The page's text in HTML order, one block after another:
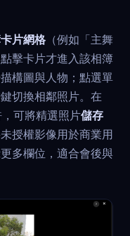
片網格 （例如「主舞
擊卡片才進入該相簿
構圖與人物；點選單
切換相鄰照片。在
可將精選照片儲存
授權影像用於商業用
多欄位，適合會後與